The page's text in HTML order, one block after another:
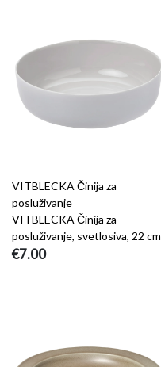
VITBLECKA Činija za
posluživanje
VITBLECKA Činija za
posluživanje, svetlosiva, 22 cm
€7.00